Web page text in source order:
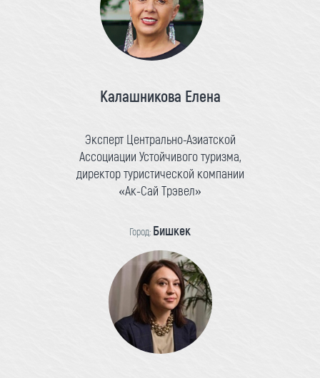
Калашникова Елена
Эксперт Центрально-Азиатской
Ассоциации Устойчивого туризма,
директор туристической компании
«Ак-Сай Трэвел»
Город: Бишкек